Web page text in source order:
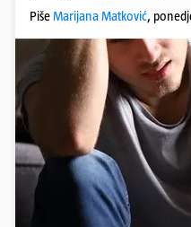
PišeMarijana Matković,